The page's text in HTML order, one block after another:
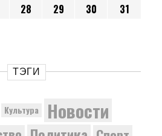
28 29 30
31
ТЭГИ
Культура Новости